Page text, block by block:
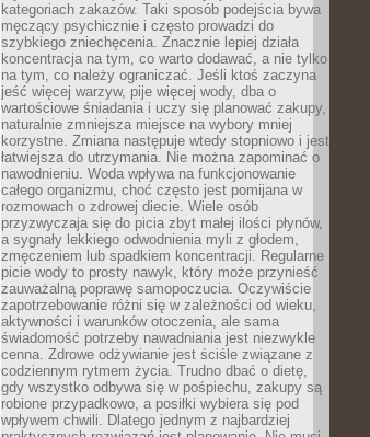
kategoriach zakazów. Taki sposób podejścia bywa
męczący psychicznie i często prowadzi do
szybkiego zniechęcenia. Znacznie lepiej działa
koncentracja na tym, co warto dodawać, a nie tylko
na tym, co należy ograniczać. Jeśli ktoś zaczyna
jeść więcej warzyw, pije więcej wody, dba o
wartościowe śniadania i uczy się planować zakupy,
naturalnie zmniejsza miejsce na wybory mniej
korzystne. Zmiana następuje wtedy stopniowo i jest
łatwiejsza do utrzymania. Nie można zapominać o
nawodnieniu. Woda wpływa na funkcjonowanie
całego organizmu, choć często jest pomijana w
rozmowach o zdrowej diecie. Wiele osób
przyzwyczaja się do picia zbyt małej ilości płynów,
a sygnały lekkiego odwodnienia myli z głodem,
zmęczeniem lub spadkiem koncentracji. Regularne
picie wody to prosty nawyk, który może przynieść
zauważalną poprawę samopoczucia. Oczywiście
zapotrzebowanie różni się w zależności od wieku,
aktywności i warunków otoczenia, ale sama
świadomość potrzeby nawadniania jest niezwykle
cenna. Zdrowe odżywianie jest ściśle związane z
codziennym rytmem życia. Trudno dbać o dietę,
gdy wszystko odbywa się w pośpiechu, zakupy są
robione przypadkowo, a posiłki wybiera się pod
wpływem chwili. Dlatego jednym z najbardziej